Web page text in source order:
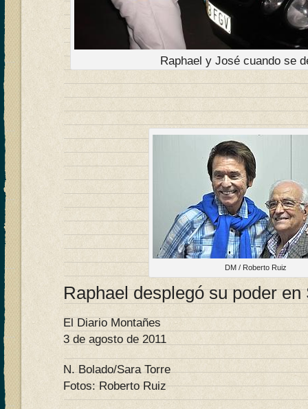
Raphael y José cuando se
DM / Roberto Ruiz
Raphael desplegó su poder en
El Diario Montañes
3 de agosto de 2011
N. Bolado/Sara Torre
Fotos: Roberto Ruiz